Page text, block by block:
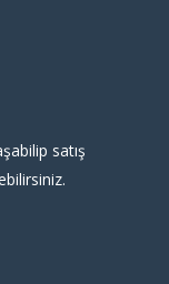
satış